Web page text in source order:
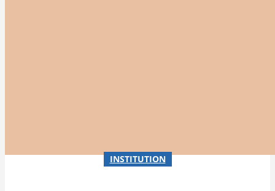
INSTITUTION